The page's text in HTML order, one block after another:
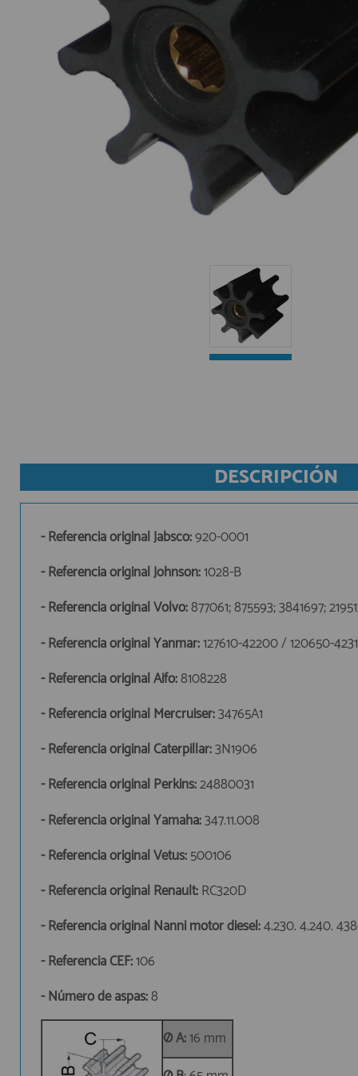
Equipo Personal
Fondeo y Amarre
Fundas, Lonas y Toldos
Mantenimiento y Limpieza
Motonautica
HORARIO de TIENDA:
de 10:00 a 20:00 de Lunes a Viernes
910 51 49 87 Solo para
info@francobordo.com
DESCRIPCIÓN
- Referencia original Jabsco:920-0001
- Referencia original Johnson:1028-B
- Referencia original Volvo:877061; 875593; 3841697;
- Referencia original Yanmar:127610-42200 / 120650-
- Referencia original Aifo:8108228
- Referencia original Mercruiser:34765A1
- Referencia original Caterpillar:3N1906
- Referencia original Perkins:24880031
- Referencia original Yamaha:347.11.008
- Referencia original Vetus:500106
- Referencia original Renault:RC320D
- Referencia original Nanni motor diesel:4.230. 4.240.
- Referencia CEF:106
- Número de aspas:8
Ø A:16 mm